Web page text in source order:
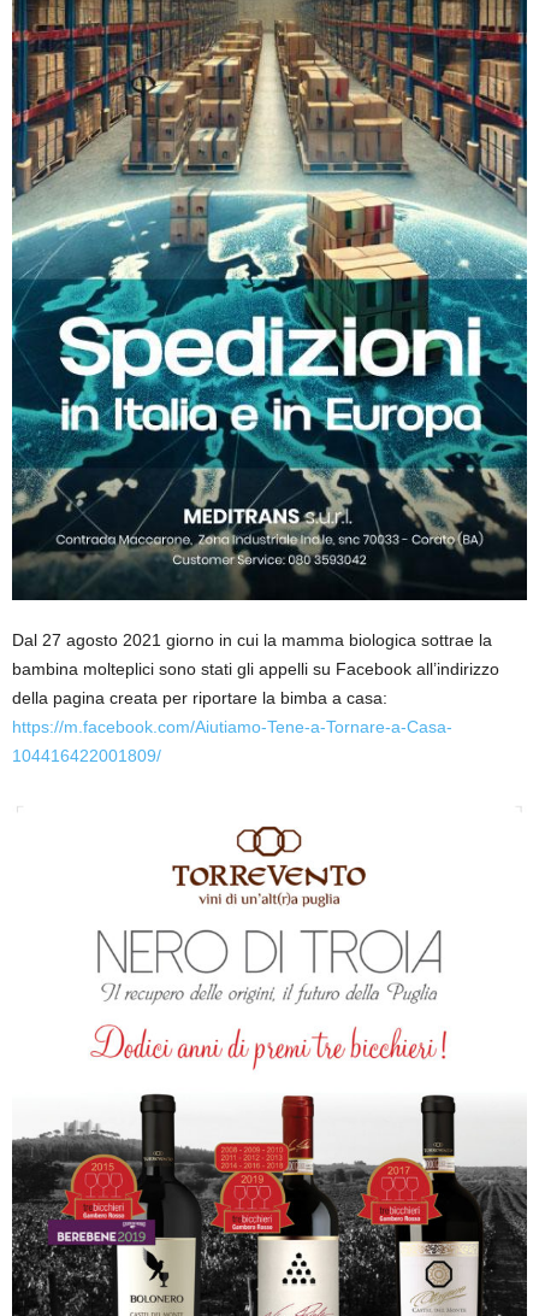
Dal 27 agosto 2021 giorno in cui la mamma biologica sottrae la
bambina molteplici sono stati gli appelli su Facebook all’indirizzo
della pagina creata per riportare la bimba a casa:
https://m.facebook.com/Aiutiamo-Tene-a-Tornare-a-Casa-
104416422001809/